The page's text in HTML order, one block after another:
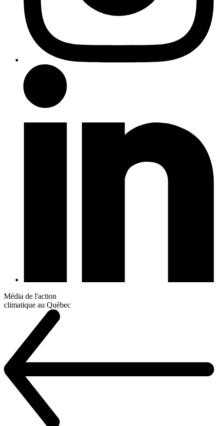
Média de l'action
climatique au Québec